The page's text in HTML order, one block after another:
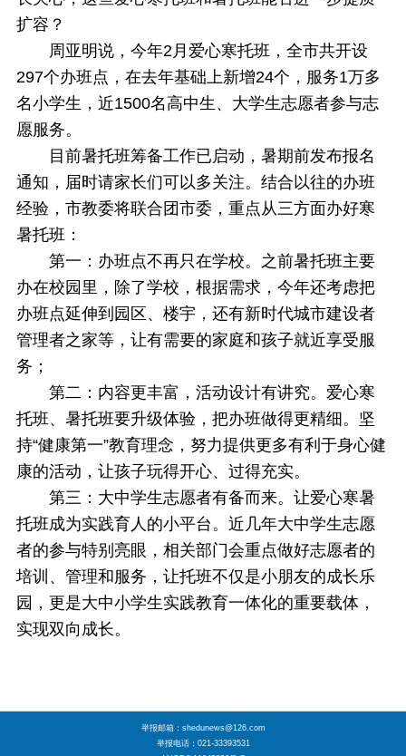
扩容？
周亚明说，今年2月爱心寒托班，全市共开设
297个办班点，在去年基础上新增24个，服务1万多
名小学生，近1500名高中生、大学生志愿者参与志
愿服务。
目前暑托班筹备工作已启动，暑期前发布报名
通知，届时请家长们可以多关注。结合以往的办班
经验，市教委将联合团市委，重点从三方面办好寒
暑托班：
第一：办班点不再只在学校。之前暑托班主要
办在校园里，除了学校，根据需求，今年还考虑把
办班点延伸到园区、楼宇，还有新时代城市建设者
管理者之家等，让有需要的家庭和孩子就近享受服
务；
第二：内容更丰富，活动设计有讲究。爱心寒
托班、暑托班要升级体验，把办班做得更精细。坚
持“健康第一”教育理念，努力提供更多有利于身心健
康的活动，让孩子玩得开心、过得充实。
第三：大中学生志愿者有备而来。让爱心寒暑
托班成为实践育人的小平台。近几年大中学生志愿
者的参与特别亮眼，相关部门会重点做好志愿者的
培训、管理和服务，让托班不仅是小朋友的成长乐
园，更是大中小学生实践教育一体化的重要载体，
实现双向成长。
举报邮箱：shedunews@126.com
举报电话：021-33393531